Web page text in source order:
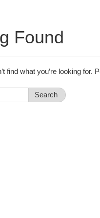
Found
find what you’re looking for.